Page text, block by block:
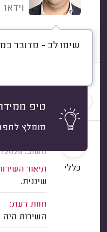
וידאו
שימו לב - מדובר
טיפ
מומלץ
דברו איתי
משוב: 08/07/2026
תיאור
שיננית.
חוות דעת:
השירות היה
10
כללי